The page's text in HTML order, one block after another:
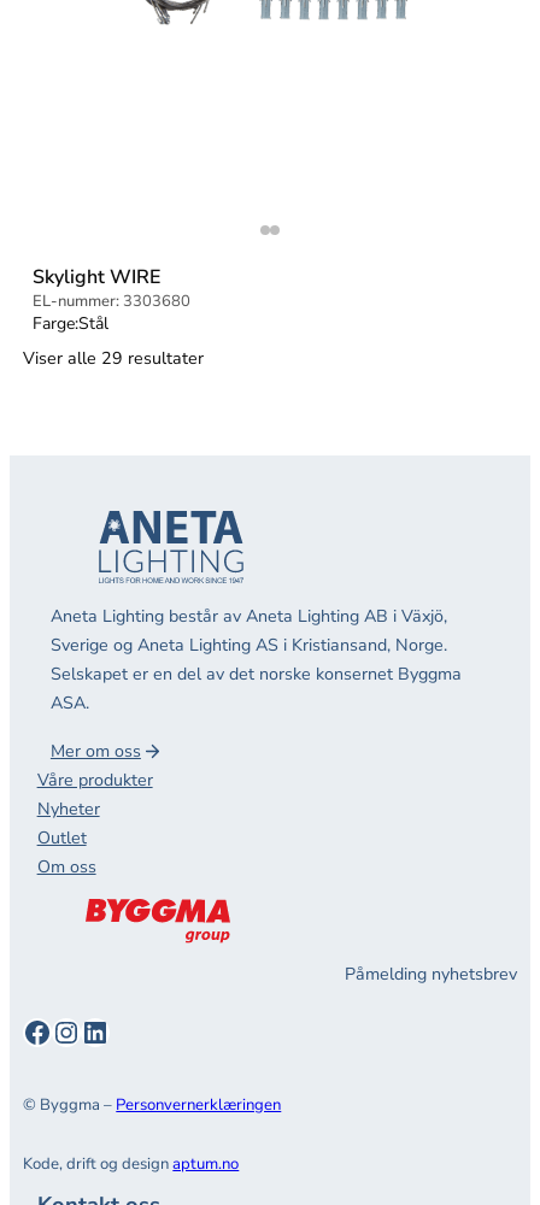
Skylight WIRE
EL-nummer: 3303680
Farge:Stål
Viser alle 29 resultater
Aneta Lighting består av Aneta Lighting AB i Växjö,
Sverige og Aneta Lighting AS i Kristiansand, Norge.
Selskapet er en del av det norske konsernet Byggma
ASA.
Mer om oss
Våre produkter
Nyheter
Outlet
Om oss
Påmelding nyhetsbrev
Facebook
Instagram
LinkedIn
© Byggma – Personvernerklæringen
Kode, drift og designaptum.no